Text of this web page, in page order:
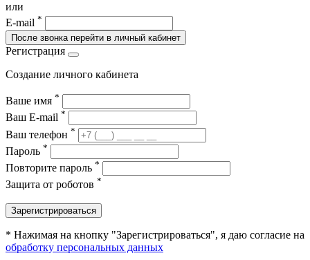
или
E-mail *
После звонка перейти в личный кабинет
Регистрация
Создание личного кабинета
Ваше имя *
Ваш E-mail *
Ваш телефон *
Пароль *
Повторите пароль *
Защита от роботов *
Зарегистрироваться
* Нажимая на кнопку "Зарегистрироваться", я даю согласие на
обработку персональных данных